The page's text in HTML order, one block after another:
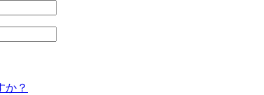
か？